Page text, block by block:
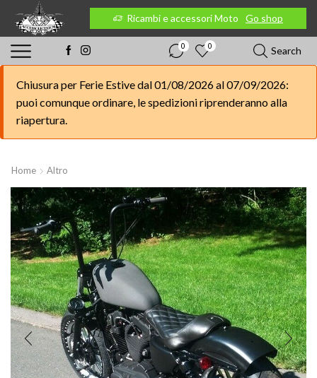
Go shop Ricambi e accessori Moto Go shop
0 0 Search
Chiusura per Ferie Estive dal 01/08/2026 al 07/09/2026:
puoi comunque ordinare, le spedizioni riprenderanno alla
riapertura.
Home Altro